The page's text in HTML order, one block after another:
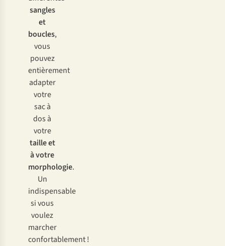
chiffres,
ar
exemple
55:15
•
Utile
pour
transporter
du
matériel
ou
des
affaires
supplémentaires
sangles
et
boucles,
vous
pouvez
entièrement
adapter
votre
sac à
dos à
votre
taille et
à votre
morphologie.
Un
indispensable
si vous
voulez
marcher
confortablement !